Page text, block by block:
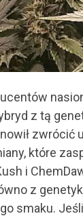
z tą
zwrócić
które
i
z
smaku.